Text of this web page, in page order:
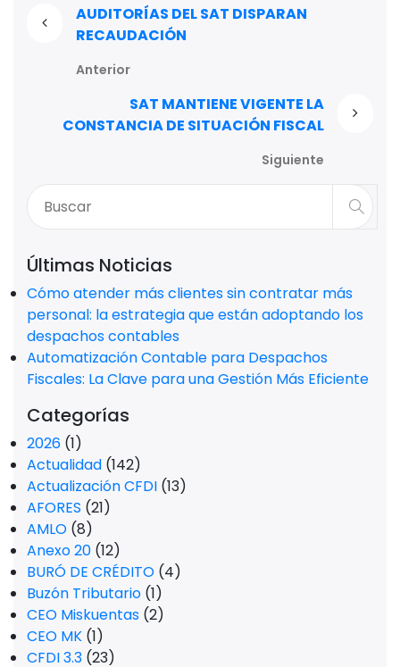
AUDITORÍAS DEL SAT DISPARAN
RECAUDACIÓN
Anterior
SAT MANTIENE VIGENTE LA
CONSTANCIA DE SITUACIÓN FISCAL
Siguiente
Últimas Noticias
Cómo atender más clientes sin contratar más
personal: la estrategia que están adoptando los
despachos contables
Automatización Contable para Despachos
Fiscales: La Clave para una Gestión Más Eficiente
Categorías
2026 (1)
Actualidad (142)
Actualización CFDI (13)
AFORES (21)
AMLO (8)
Anexo 20 (12)
BURÓ DE CRÉDITO (4)
Buzón Tributario (1)
CEO Miskuentas (2)
CEO MK (1)
CFDI 3.3 (23)